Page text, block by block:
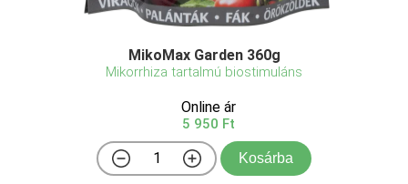
MikoMax Garden 360g
Mikorrhiza tartalmú biostimuláns
Online ár
5 950 Ft
Kosárba